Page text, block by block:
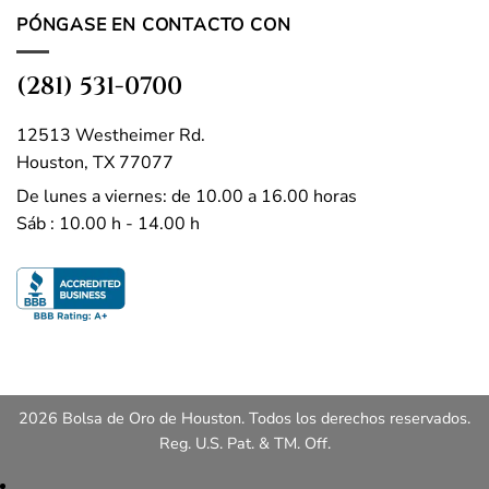
PÓNGASE EN CONTACTO CON
(281) 531-0700
12513 Westheimer Rd.
Houston, TX 77077
De lunes a viernes: de 10.00 a 16.00 horas
Sáb : 10.00 h - 14.00 h
2026 Bolsa de Oro de Houston. Todos los derechos reservados.
Reg. U.S. Pat. & TM. Off.